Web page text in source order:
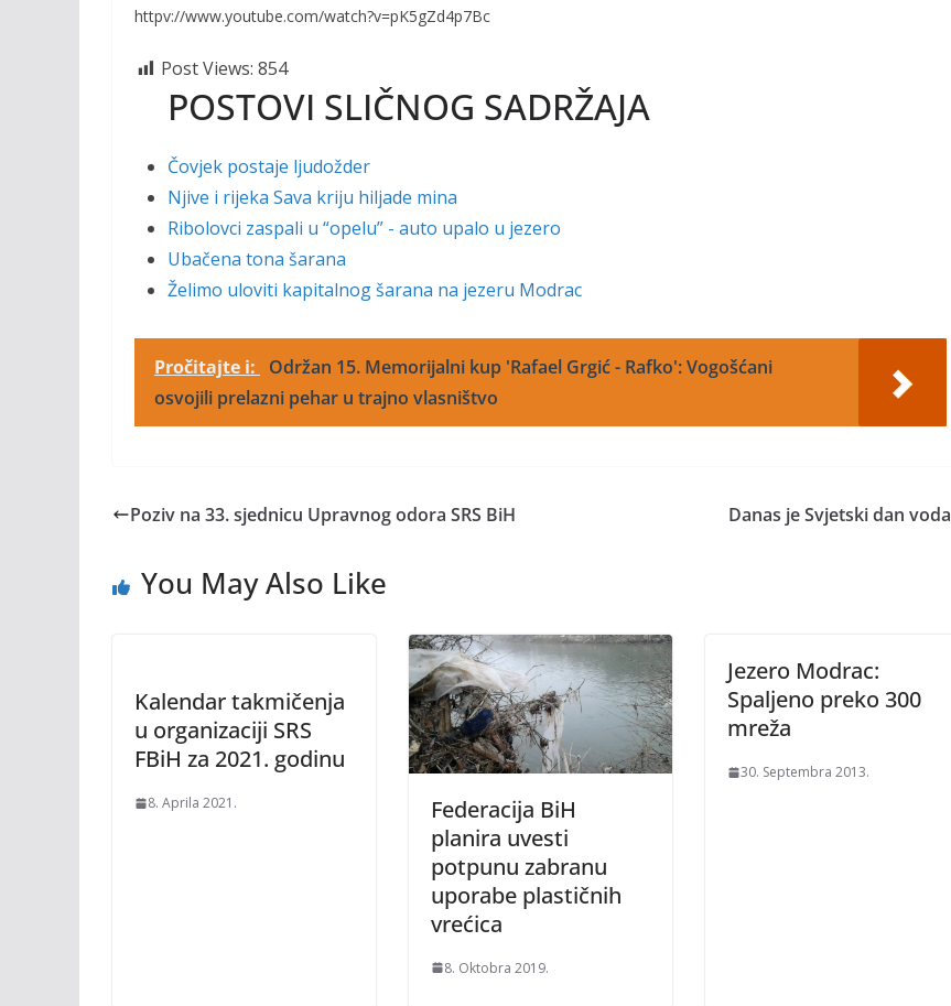
o
o
k
Li
k
httpv://www.youtube.com/watch?v=pK5gZd4p7Bc
Post Views: 854
POSTOVI SLIČNOG SADRŽAJA
Čovjek postaje ljudožder
Njive i rijeka Sava kriju hiljade mina
Ribolovci zaspali u “opelu” - auto upalo u jezero
Ubačena tona šarana
Želimo uloviti kapitalnog šarana na jezeru Modrac
Pročitajte i:
Održan 15. Memorijalni kup 'Rafael Grgić - Rafko': Vogošćani
osvojili prelazni pehar u trajno vlasništvo
Poziv na 33. sjednicu Upravnog odora SRS BiH Danas je Svjetski dan voda
You May Also Like
Kalendar takmičenja
u organizaciji SRS
FBiH za 2021. godinu
8. Aprila 2021.
Federacija BiH
planira uvesti
potpunu zabranu
uporabe plastičnih
vrećica
8. Oktobra 2019.
Jezero Modrac:
Spaljeno preko 300
mreža
30. Septembra 2013.